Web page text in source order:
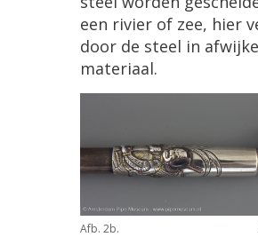
een rivier of zee, hier
door de steel in
materiaal.
Afb. 2b.